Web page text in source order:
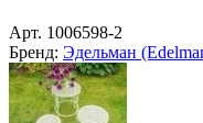
Арт. 1006598-2
Бренд: Эдельман